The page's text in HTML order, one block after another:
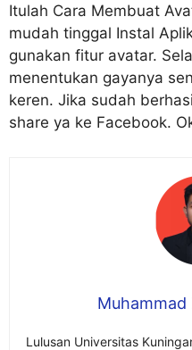
Itulah Cara Membuat
mudah tinggal Instal
gunakan fitur avatar.
menentukan gayanya
keren. Jika sudah
share ya ke Facebook.
Muhammad
Lulusan Universitas